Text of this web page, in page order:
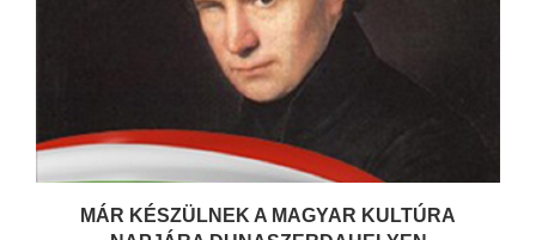
MÁR KÉSZÜLNEK A MAGYAR KULTÚRA